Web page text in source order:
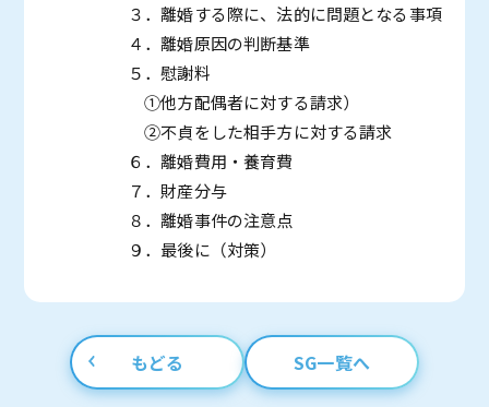
３．離婚する際に、法的に問題となる事項
４．離婚原因の判断基準
５．慰謝料
①他方配偶者に対する請求）
②不貞をした相手方に対する請求
６．離婚費用・養育費
７．財産分与
８．離婚事件の注意点
９．最後に（対策）
もどる SG一覧へ